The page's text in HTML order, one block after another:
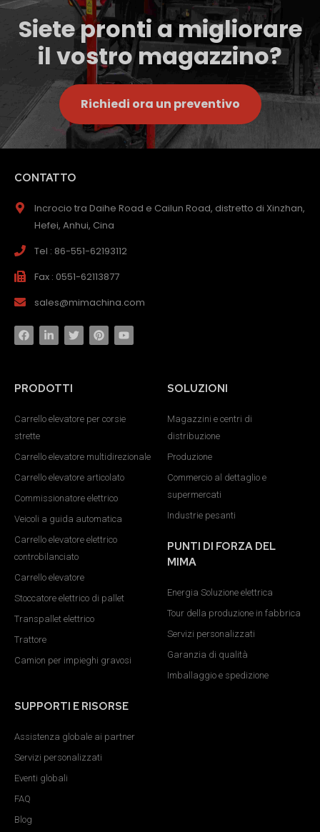
Siete pronti a migliorare
il vostro magazzino?
Richiedi ora un preventivo
CONTATTO
Incrocio tra Daihe Road e Cailun Road, distretto di Xinzhan,
Hefei, Anhui, Cina
Tel : 86-551-62193112
Fax : 0551-62113877
sales@mimachina.com
PRODOTTI
Carrello elevatore per corsie
strette
Carrello elevatore multidirezionale
Carrello elevatore articolato
Commissionatore elettrico
Veicoli a guida automatica
Carrello elevatore elettrico
controbilanciato
Carrello elevatore
Stoccatore elettrico di pallet
Transpallet elettrico
Trattore
Camion per impieghi gravosi
SOLUZIONI
Magazzini e centri di
distribuzione
Produzione
Commercio al dettaglio e
supermercati
Industrie pesanti
PUNTI DI FORZA DEL
MIMA
Energia Soluzione elettrica
Tour della produzione in fabbrica
Servizi personalizzati
Garanzia di qualità
Imballaggio e spedizione
SUPPORTI E RISORSE
Assistenza globale ai partner
Servizi personalizzati
Eventi globali
FAQ
Blog